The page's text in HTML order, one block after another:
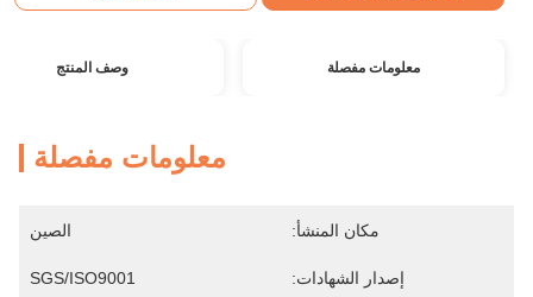
معلومات مفصلة وصف المنتج
معلومات مفصلة
مكان المنشأ: الصين
إصدار الشهادات: SGS/ISO9001